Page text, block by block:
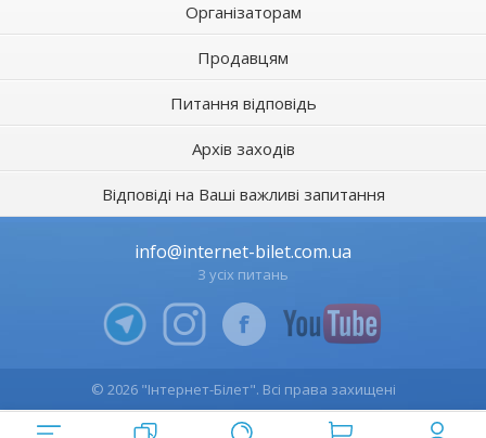
Організаторам
Продавцям
Питання відповідь
Архів заходів
Відповіді на Ваші важливі запитання
info@internet-bilet.com.ua
З усіх питань
© 2026 "Інтернет-Білет". Всі права захищені